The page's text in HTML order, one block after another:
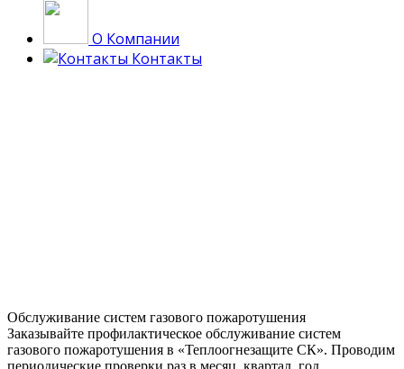
О Компании
Контакты
Обслуживание систем газового пожаротушения
Заказывайте профилактическое обслуживание систем
газового пожаротушения в «Теплоогнезащите СК». Проводим
периодические проверки раз в месяц, квартал, год.